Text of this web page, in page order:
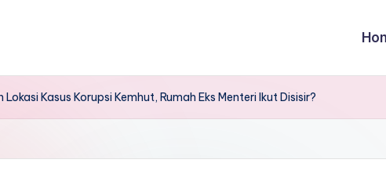
Kasus Korupsi Kemhut, Rumah Eks Menteri Ikut Disisir?